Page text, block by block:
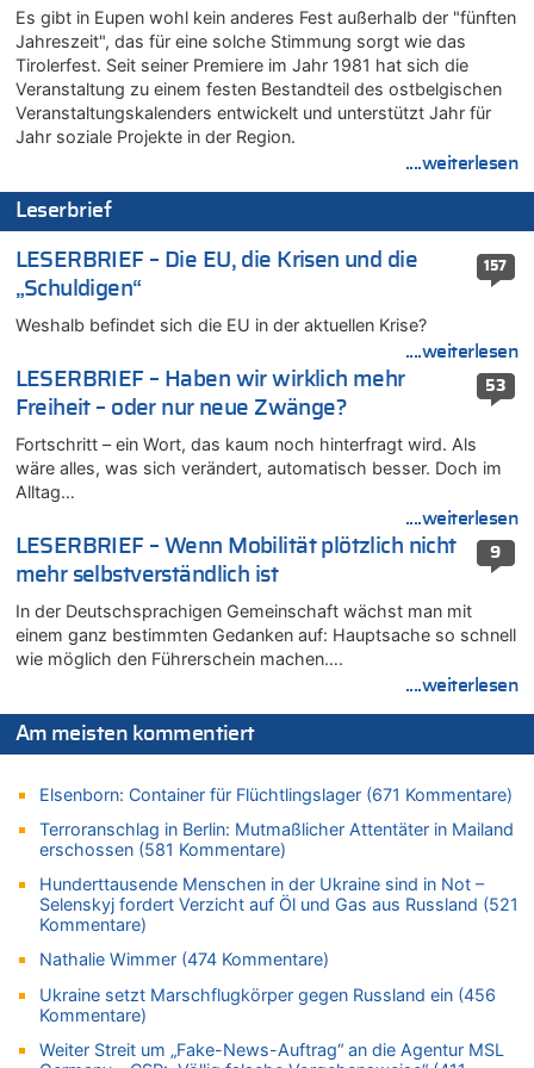
Belgien setzt bei Reit-WM auf starke Springreiter
07.08.2026 - 20:57 von michlaustderaffe zu
Zweite Hitzewelle in diesem Sommer ist jetzt amtlich
07.08.2026 - 20:22 von Anstreicher zu
Zweite Hitzewelle in diesem Sommer ist jetzt amtlich
Zweite Hitzewelle in diesem Sommer ist jetzt amtlich
07.08.2026 - 19:52 von Hugo Egon Bernhard von Sinnen zu
In Belgien missachten zwei von drei Autofahrern das
Tempolimit in 30er-Zonen – Untersuchung von Vias
07.08.2026 - 18:31 von Panda46 zu
Mark van Bommel offiziell als neuer Nationalcoach der Roten
07.08.2026 - 17:56 von Mungo zu
Zweite Hitzewelle in diesem Sommer ist jetzt amtlich
07.08.2026 - 17:55 von M der Block zu
AS Eupen: „Keiner weiß, wohin die Reise geht…“
07.08.2026 - 16:38 von Joseph Meyer zu
Wasserstand des Rheins in NRW so niedrig wie noch nie
07.08.2026 - 16:29 von Dax zu
In Belgien missachten zwei von drei Autofahrern das
Tempolimit in 30er-Zonen – Untersuchung von Vias
07.08.2026 - 16:01 von Zuhörer zu
In Belgien missachten zwei von drei Autofahrern das
Tempolimit in 30er-Zonen – Untersuchung von Vias
07.08.2026 - 15:56 von Eifel_er zu
Mark van Bommel offiziell als neuer Nationalcoach der Roten
07.08.2026 - 15:43 von Hausmeister zu
Wie kam es zur Ceuta-Krise?
07.08.2026 - 15:30 von Soso zu
Aachen ab 11. August wieder Mekka des Pferdesports –
Belgien setzt bei Reit-WM auf starke Springreiter
07.08.2026 - 15:13 von Joseph Meyer zu
Mark van Bommel offiziell als neuer Nationalcoach der Roten
07.08.2026 - 15:06 von Wolfgang2 zu
Es gibt in Eupen wohl kein anderes Fest außerhalb der "fünften
Jahreszeit", das für eine solche Stimmung sorgt wie das
Tirolerfest. Seit seiner Premiere im Jahr 1981 hat sich die
Veranstaltung zu einem festen Bestandteil des ostbelgischen
Veranstaltungskalenders entwickelt und unterstützt Jahr für
Jahr soziale Projekte in der Region.
....weiterlesen
Leserbrief
157
LESERBRIEF – Die EU, die Krisen und die
„Schuldigen“
Weshalb befindet sich die EU in der aktuellen Krise?
....weiterlesen
53
LESERBRIEF – Haben wir wirklich mehr
Freiheit – oder nur neue Zwänge?
Fortschritt – ein Wort, das kaum noch hinterfragt wird. Als
wäre alles, was sich verändert, automatisch besser. Doch im
Alltag…
....weiterlesen
9
LESERBRIEF – Wenn Mobilität plötzlich nicht
mehr selbstverständlich ist
In der Deutschsprachigen Gemeinschaft wächst man mit
einem ganz bestimmten Gedanken auf: Hauptsache so schnell
wie möglich den Führerschein machen….
....weiterlesen
Am meisten kommentiert
Elsenborn: Container für Flüchtlingslager (671 Kommentare)
Terroranschlag in Berlin: Mutmaßlicher Attentäter in Mailand
erschossen (581 Kommentare)
Hunderttausende Menschen in der Ukraine sind in Not –
Selenskyj fordert Verzicht auf Öl und Gas aus Russland (521
Kommentare)
Nathalie Wimmer (474 Kommentare)
Ukraine setzt Marschflugkörper gegen Russland ein (456
Kommentare)
Weiter Streit um „Fake-News-Auftrag“ an die Agentur MSL